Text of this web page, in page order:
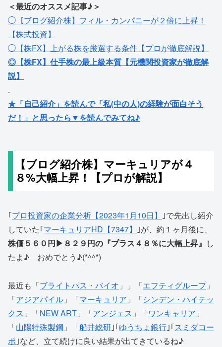
＜最近のオススメ記事♪＞
◯【ブログ紹介株】フィル・カンパニーが２倍に上昇！
【株式投資】
◯【株FX】上がる株を厳選する条件【プロが徹底解説】
◎【株FX】仕手株の最上級本質【元機関投資家が徹底解
説】
.
★「自己紹介」を読んで「私(中の人)の経験が面白そう
だ！」と思ったら▼を読んでみてね♪
【ブログ紹介株】マーキュリアが４
８%大幅上昇！【プロが解説】
｢プロ投資家の企業分析【2023年1月10日】
｣で先出し紹介
していた｢マーキュリアHD【7347】
｣が、約１ヶ月後に、
株価５６０円▶８２９円の『プラス４８％に大幅上昇』 し
たよ♪ おめでとう♪(*^^*)
最近も「ブライトパス・バイオ 」」「エフティグループ」
「アジアパイル 」「マーキュリア 」「シンデン・ハイテッ
クス 」「NEW ART 」「アンジェス 」「ワンキャリア 」
「山陽特殊製鋼 」「船井総研｣｢ゆうちょ銀行｣｢スミダコー
ポ ｣など、立て続けに良い結果が出てきているね♪